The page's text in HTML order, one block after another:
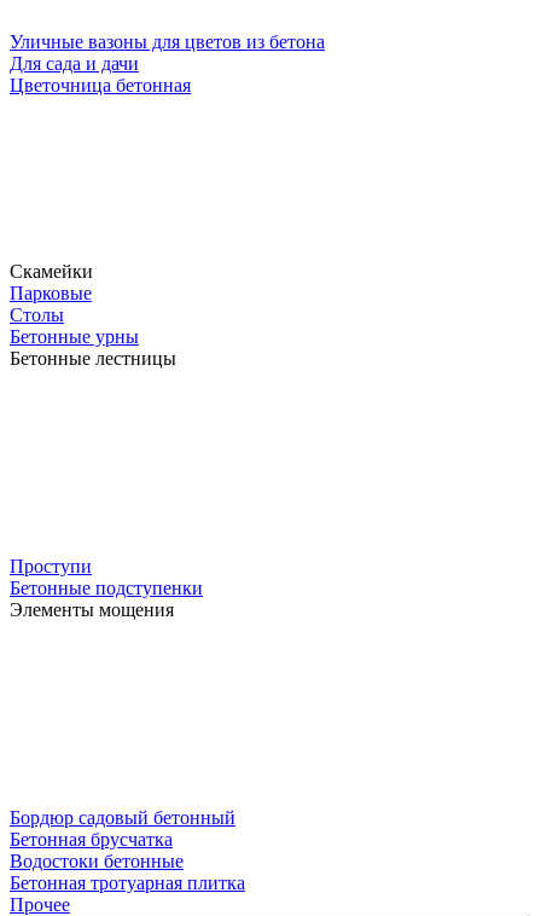
Уличные вазоны для цветов из бетона
Для сада и дачи
Цветочница бетонная
Скамейки
Парковые
Столы
Бетонные урны
Бетонные лестницы
Проступи
Бетонные подступенки
Элементы мощения
Бордюр садовый бетонный
Бетонная брусчатка
Водостоки бетонные
Бетонная тротуарная плитка
Прочее